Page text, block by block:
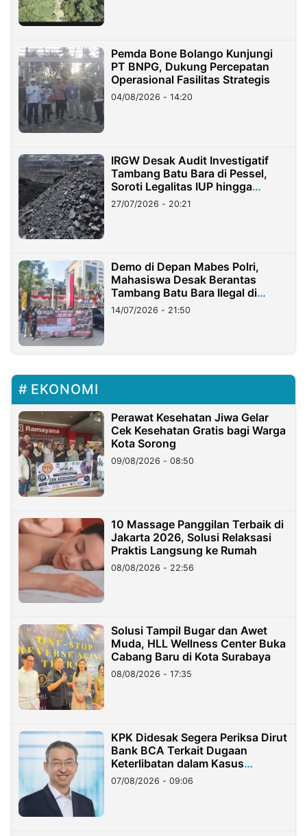
Pemda Bone Bolango Kunjungi
PT BNPG, Dukung Percepatan
Operasional Fasilitas Strategis
04/08/2026 - 14:20
IRGW Desak Audit Investigatif
Tambang Batu Bara di Pessel,
Soroti Legalitas IUP hingga
Stockpile
27/07/2026 - 20:21
Demo di Depan Mabes Polri,
Mahasiswa Desak Berantas
Tambang Batu Bara Ilegal di
Lampung
14/07/2026 - 21:50
EKONOMI
Perawat Kesehatan Jiwa Gelar
Cek Kesehatan Gratis bagi Warga
Kota Sorong
09/08/2026 - 08:50
10 Massage Panggilan Terbaik di
Jakarta 2026, Solusi Relaksasi
Praktis Langsung ke Rumah
08/08/2026 - 22:56
Solusi Tampil Bugar dan Awet
Muda, HLL Wellness Center Buka
Cabang Baru di Kota Surabaya
08/08/2026 - 17:35
KPK Didesak Segera Periksa Dirut
Bank BCA Terkait Dugaan
Keterlibatan dalam Kasus
Hilangnya Dana Nasabah Rp2,58
Miliar
07/08/2026 - 09:06